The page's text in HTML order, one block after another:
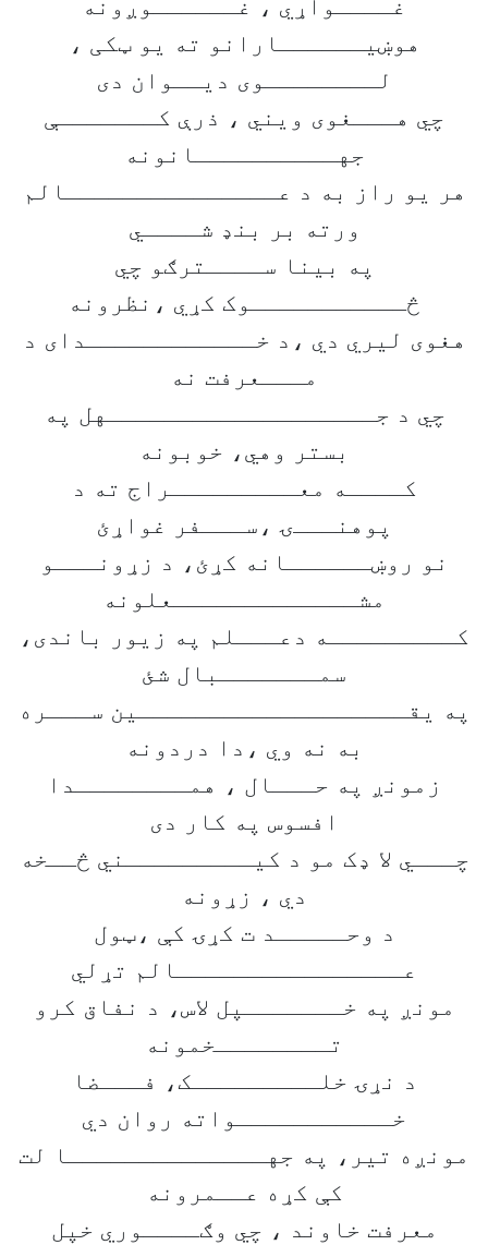
غــــواړي ، غــــــوږونه
هوښیــــــارانو ته یو ټکی ،
لــــــــوی دیــوان دی
چي هـــغوی ویني ، ذرې کـــــــې
جهــــــــــانونه
هر یو راز به د عـــــــــــــــالم
ورته بر بنډ شــــي
په بینا ســــترګو چي
څـــــــــــوک کړي ،نظرونه
هغوی لیري دي ،د خــــــــــــدای د
مـــعرفت نه
چي د جـــــــــــــــــــهل په
بستر وهي، خوبونه
کــــه معـــــــــراج ته د
پوهنـــۍ ،ســـفر غواړئ
نو روښــــــانه کړئ، د زړونـــو
مشـــــــــــــعلونه
کـــــــــه دعـــلم په زیور باندی،
سمـــــــبال شئ
په یقـــــــــــــــــــین ســـره
به نه وي ،دا دردونه
زمونږ په حـــال ، همــــــــدا
افسوس په کار دی
چـــي لا ډک مو د کيـــــــــني څــخه
دي ، زړونه
د وحـــــد ت کړۍ کې ،ټول
عــــــــــــــــالم تړلي
مونږ په خـــــــپل لاس، د نفاق کرو
تــــــــخمونه
د نړۍ خلـــــــــک، فـــضا
خـــــــــــواته روان دي
مونږه تیر، په جهــــــــــــــا لت
کې کړه عــمرونه
معرفت خاوند ، چي وګــــوري خپل